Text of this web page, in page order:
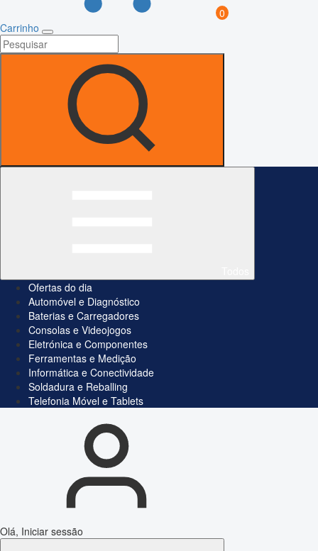
0
Carrinho
Ofertas do dia
Automóvel e Diagnóstico
Baterias e Carregadores
Consolas e Videojogos
Eletrónica e Componentes
Ferramentas e Medição
Informática e Conectividade
Soldadura e Reballing
Telefonia Móvel e Tablets
Olá, Iniciar sessão